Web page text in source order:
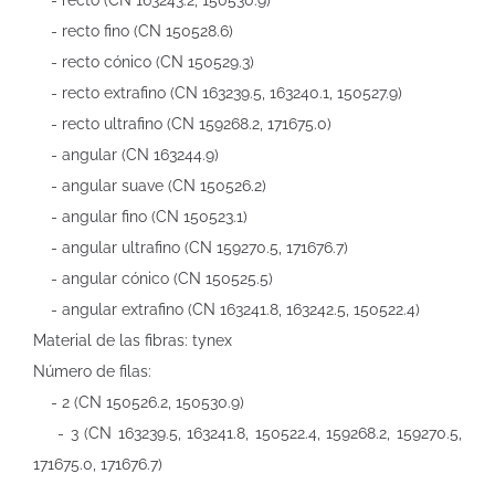
- recto fino (CN 150528.6)
- recto cónico (CN 150529.3)
- recto extrafino (CN 163239.5, 163240.1, 150527.9)
- recto ultrafino (CN 159268.2, 171675.0)
- angular (CN 163244.9)
- angular suave (CN 150526.2)
- angular fino (CN 150523.1)
- angular ultrafino (CN 159270.5, 171676.7)
- angular cónico (CN 150525.5)
- angular extrafino (CN 163241.8, 163242.5, 150522.4)
Material de las fibras: tynex
Número de filas:
- 2 (CN 150526.2, 150530.9)
- 3 (CN 163239.5, 163241.8, 150522.4, 159268.2, 159270.5,
171675.0, 171676.7)